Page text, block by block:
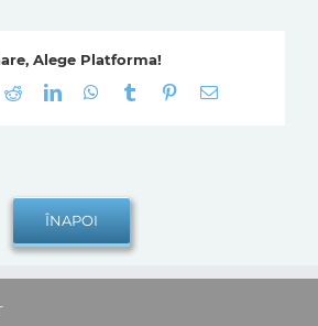
Alege Platforma!
RedditLinkedInWhatsApp
Tumblr Pinterest
E-